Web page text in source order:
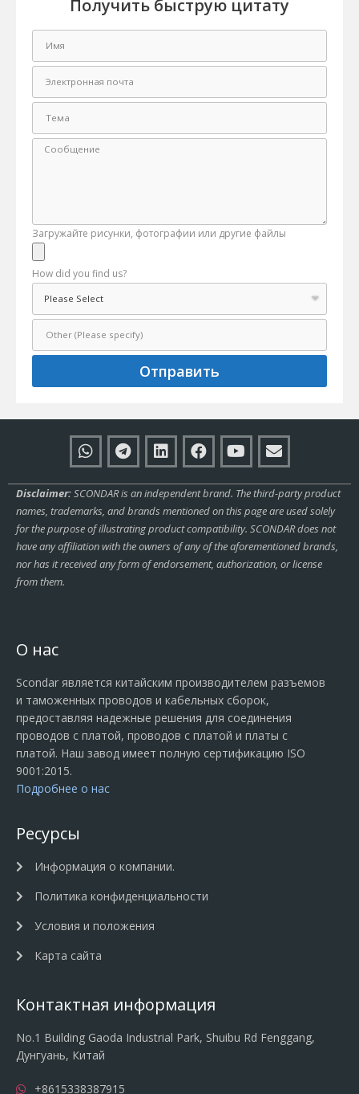
Получить быструю цитату
Загружайте рисунки, фотографии или другие файлы
How did you find us?
Отправить
Disclaimer:SCONDAR is an independent brand. The third-party product
names, trademarks, and brands mentioned on this page are used solely
for the purpose of illustrating product compatibility. SCONDAR does not
have any affiliation with the owners of any of the aforementioned brands,
nor has it received any form of endorsement, authorization, or license
from them.
О нас
Scondar является китайским производителем разъемов
и таможенных проводов и кабельных сборок,
предоставляя надежные решения для соединения
проводов с платой, проводов с платой и платы с
платой. Наш завод имеет полную сертификацию ISO
9001:2015.
Подробнее о нас
Ресурсы
Информация о компании.
Политика конфиденциальности
Условия и положения
Карта сайта
Контактная информация
No.1 Building Gaoda Industrial Park, Shuibu Rd Fenggang,
Дунгуань, Китай
+8615338387915